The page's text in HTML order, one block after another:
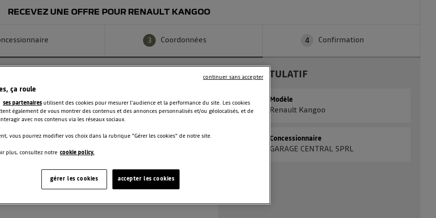
RECEVEZ UNE OFFRE POUR RENAULT KANGOO
3 Coordonnées 4 Confirmation
Téléphone
RÉCAPITULATIF
Modèle
Renault Kangoo
Concessionnaire
GARAGE CENTRAL SPRL
ça roule
ses partenaires utilisent des cookies pour mesurer l'audience et la performance du site. Les cookies
également de vous montrer des contenus et des annonces personnalisés et/ou géolocalisés, et de
avec nos contenus via les réseaux sociaux.
vous pourrez modifier vos choix dans la rubrique "Gérer les cookies" de notre site.
plus, consultez notre cookie policy.
accepter les cookies
gérer les cookies
continuer sans accepter